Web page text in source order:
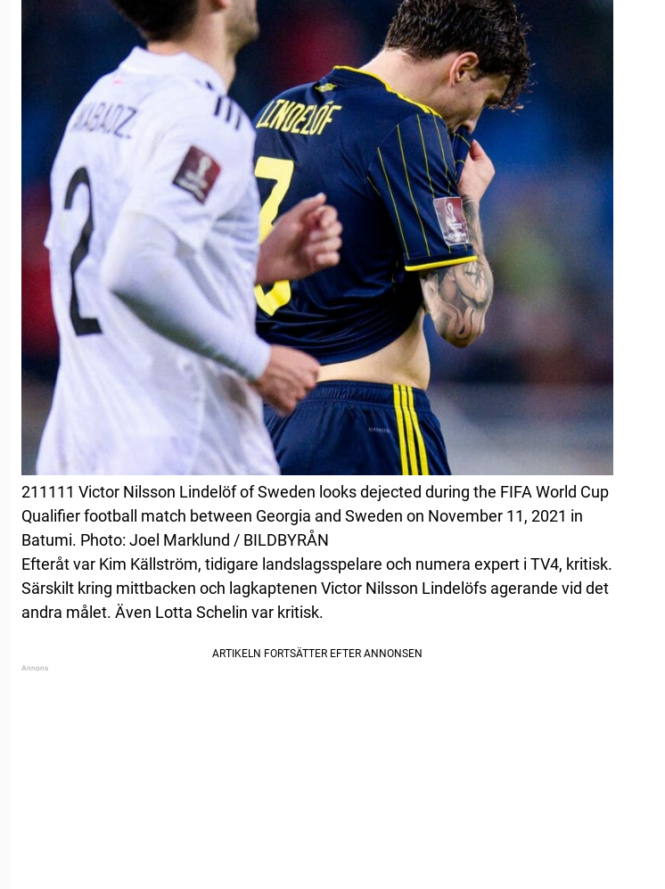
211111 Victor Nilsson Lindelöf of Sweden looks dejected during the FIFA World Cup
Qualifier football match between Georgia and Sweden on November 11, 2021 in
Batumi. Photo: Joel Marklund / BILDBYRÅN
Efteråt var Kim Källström, tidigare landslagsspelare och numera expert i TV4, kritisk.
Särskilt kring mittbacken och lagkaptenen Victor Nilsson Lindelöfs agerande vid det
andra målet. Även Lotta Schelin var kritisk.